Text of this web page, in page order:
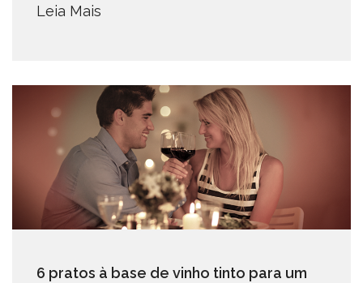
Leia Mais
6 pratos à base de vinho tinto para um